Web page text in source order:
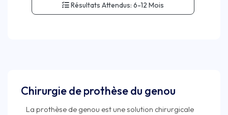
Résultats Attendus: 6-12 Mois
Chirurgie de prothèse du genou
La prothèse de genou est une solution chirurgicale